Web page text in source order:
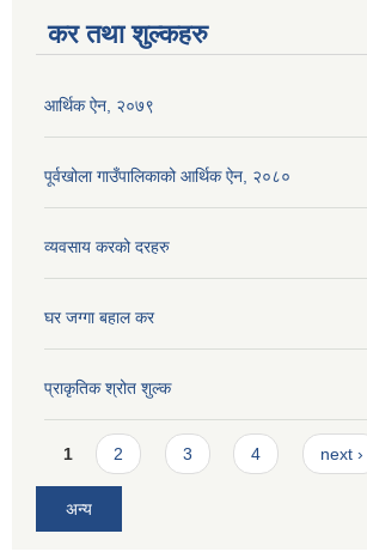
कर तथा शुल्कहरु
आर्थिक ऐन, २०७९
पूर्वखोला गाउँपालिकाको आर्थिक ऐन, २०८०
व्यवसाय करको दरहरु
घर जग्गा बहाल कर
प्राकृतिक श्रोत शुल्क
Pages
1 2 3 4 next ›
अन्य